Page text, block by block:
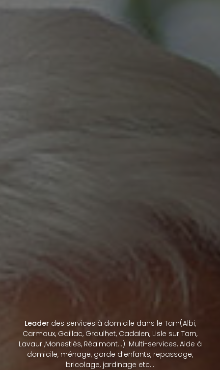
Leader des services à domicile dans le Tarn(Albi,
Carmaux, Gaillac, Graulhet, Cadalen, Lisle sur Tarn,
Lavaur ,Monestiés, Réalmont…). Multi-services, Aide à
domicile, ménage, garde d’enfants, repassage,
bricolage, jardinage etc…